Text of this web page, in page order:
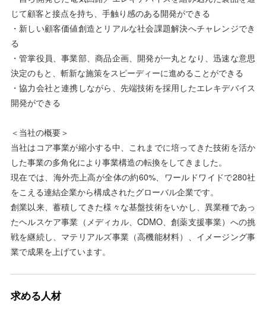
じて顧客と接点を持ち、手触り感のある開発ができる
・新しい顧客価値創造とリアルな社会課題解決へチャレンジでき
る
・管掌役員、事業部、商品企画、開発が一丸となり、迅速な意思
決定のもと、斬新な施策をスピーディーに進めることができる
・協力会社と連携しながら、先端技術を採用したエレキデバイス
開発ができる
＜当社の概要＞
当社はコア事業が縮小する中、これまでに培ってきた技術を活か
した事業の多角化により事業構造の転換をしてきました。
現在では、海外売上高が全体の約60%、ワールドワイドで280社
をこえる連結企業から構成されたグローバル企業です。
創業以来、蓄積してきた様々な基盤技術をいかし、異業種であっ
たヘルスケア事業（メディカル、CDMO、創薬支援事業）への挑
戦を継続し、マテリアルズ事業（高機能材料）、イメージング事
業で成果を上げています。
求める人材